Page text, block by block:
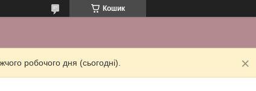
Кошик
робочого дня (сьогодні).